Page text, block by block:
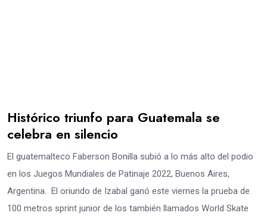
Histórico triunfo para Guatemala se
celebra en silencio
El guatemalteco Faberson Bonilla subió a lo más alto del podio
en los Juegos Mundiales de Patinaje 2022, Buenos Aires,
Argentina. El oriundo de Izabal ganó este viernes la prueba de
100 metros sprint junior de los también llamados World Skate